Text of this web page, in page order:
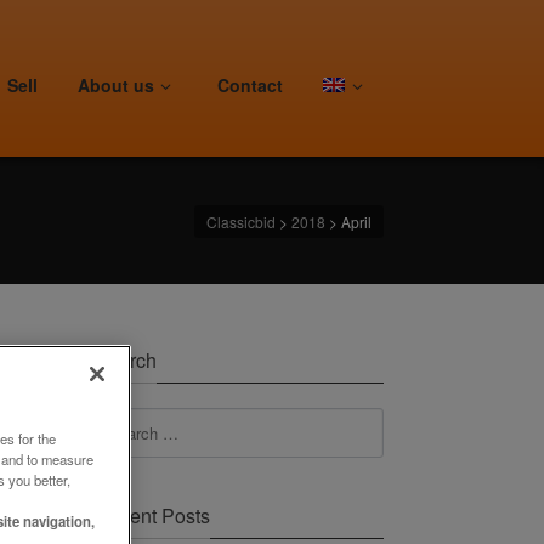
Sell About us Contact
Classicbid > 2018 > April
Search
Recent Posts
for the
to measure
you better,
navigation,